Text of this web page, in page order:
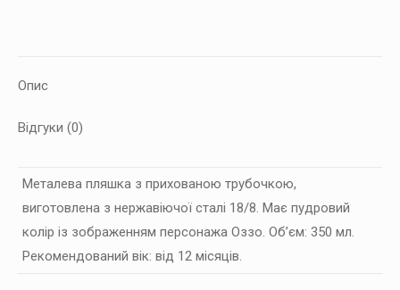
Опис
Відгуки (0)
Металева пляшка з прихованою трубочкою,
виготовлена з нержавіючої сталі 18/8. Має пудровий
колір із зображенням персонажа Оззо. Об’єм: 350 мл.
Рекомендований вік: від 12 місяців.